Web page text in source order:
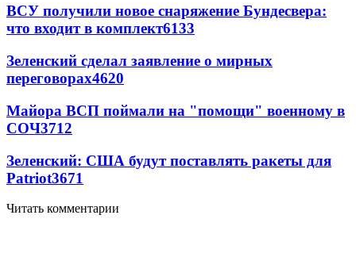
ВСУ получили новое снаряжение Бундесвера:
что входит в комплект6133
Зеленский сделал заявление о мирных
переговорах4620
Майора ВСП поймали на "помощи" военному в
СОЧ3712
Зеленский: США будут поставлять ракеты для
Patriot3671
Читать комментарии